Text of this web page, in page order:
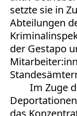
setzte sie in
Abteilungen
der Gestapo
Im Zuge
das